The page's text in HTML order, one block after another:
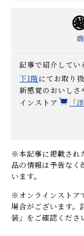
記事で紹介してい
下1階 にてお取り
新感覚のおいしさ
インストア
「
※本記事に掲載され
品の情報は予告な
います。
※オンラインストア
場合がございます。
装」をご確認くださ